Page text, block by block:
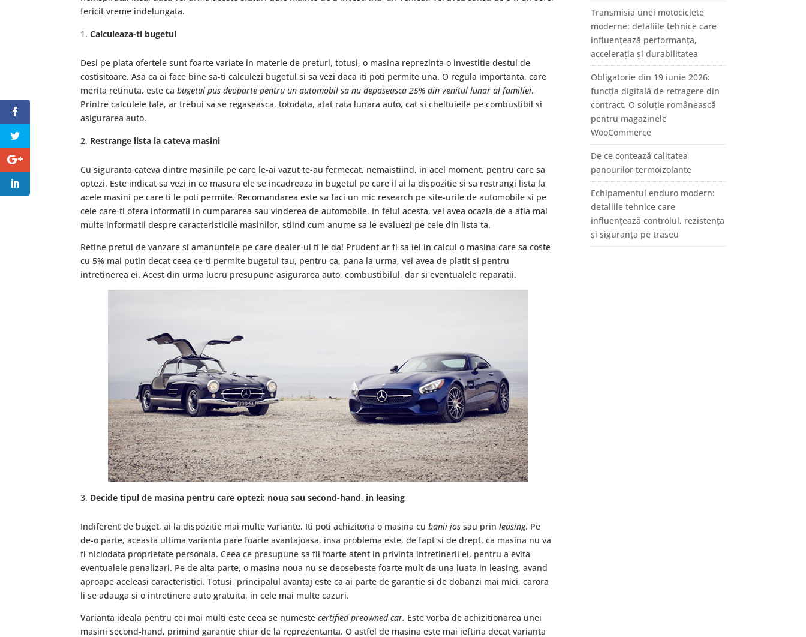
fericit vreme indelungata.
Calculeaza-ti bugetul
Desi pe piata ofertele sunt foarte variate in materie de preturi, totusi, o masina reprezinta o investitie destul de
costisitoare. Asa ca ai face bine sa-ti calculezi bugetul si sa vezi daca iti poti permite una. O regula importanta, care
merita retinuta, este cabugetul pus deoparte pentru un automobil sa nu depaseasca 25% din venitul lunar al familiei.
Printre calculele tale, ar trebui sa se regaseasca, totodata, atat rata lunara auto, cat si cheltuieile pe combustibil si
asigurarea auto.
Restrange lista la cateva masini
Cu siguranta cateva dintre masinile pe care le-ai vazut te-au fermecat, nemaistiind, in acel moment, pentru care sa
optezi. Este indicat sa vezi in ce masura ele se incadreaza in bugetul pe care il ai la dispozitie si sa restrangi lista la
acele masini pe care ti le poti permite. Recomandarea este sa faci un mic research pe site-urile de automobile si pe
cele care-ti ofera informatii in cumpararea sau vinderea de automobile. In felul acesta, vei avea ocazia de a afla mai
multe informatii despre caracteristicile masinilor, stiind cum anume sa le evaluezi pe cele din lista ta.
Retine pretul de vanzare si amanuntele pe care dealer-ul ti le da! Prudent ar fi sa iei in calcul o masina care sa coste
cu 5% mai putin decat ceea ce-ti permite bugetul tau, pentru ca, pana la urma, vei avea de platit si pentru
intretinerea ei. Acest din urma lucru presupune asigurarea auto, combustibilul, dar si eventualele reparatii.
Decide tipul de masina pentru care optezi: noua sau second-hand, in leasing
Indiferent de buget, ai la dispozitie mai multe variante. Iti poti achizitona o masina cubanii jos sau prinleasing. Pe
de-o parte, aceasta ultima varianta pare foarte avantajoasa, insa problema este, de fapt si de drept, ca masina nu va
fi niciodata proprietate personala. Ceea ce presupune sa fii foarte atent in privinta intretinerii ei, pentru a evita
eventualele penalizari. Pe de alta parte, o masina noua nu se deosebeste foarte mult de una luata in leasing, avand
aproape aceleasi caracteristici. Totusi, principalul avantaj este ca ai parte de garantie si de dobanzi mai mici, carora
li se adauga si o intretinere auto gratuita, in cele mai multe cazuri.
Varianta ideala pentru cei mai multi este ceea se numestecertified preowned car. Este vorba de achizitionarea unei
masini second-hand, primind garantie chiar de la reprezentanta. O astfel de masina este mai ieftina decat varianta
Transmisia unei motociclete
moderne: detaliile tehnice care
influențează performanța,
accelerația și durabilitatea
Obligatorie din 19 iunie 2026:
funcția digitală de retragere din
contract. O soluție românească
pentru magazinele
WooCommerce
De ce contează calitatea
panourilor termoizolante
Echipamentul enduro modern:
detaliile tehnice care
influențează controlul, rezistența
și siguranța pe traseu